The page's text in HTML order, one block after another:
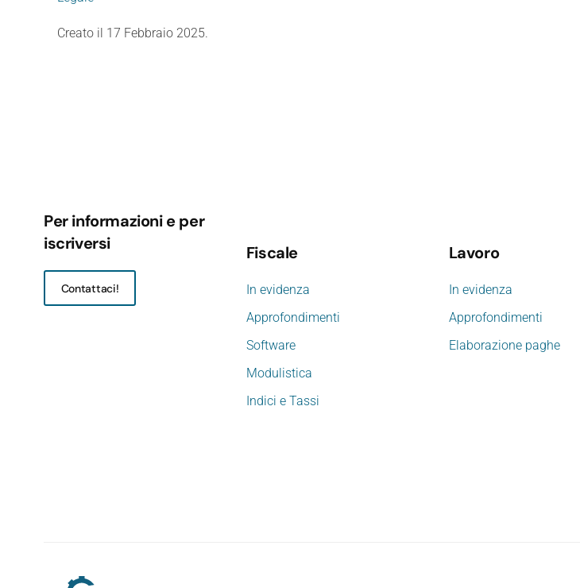
Creato il 17 Febbraio 2025.
Per informazioni e per
iscriversi
Contattaci!
Fiscale
In evidenza
Approfondimenti
Software
Modulistica
Indici e Tassi
Lavoro
In evidenza
Approfondimenti
Elaborazione paghe